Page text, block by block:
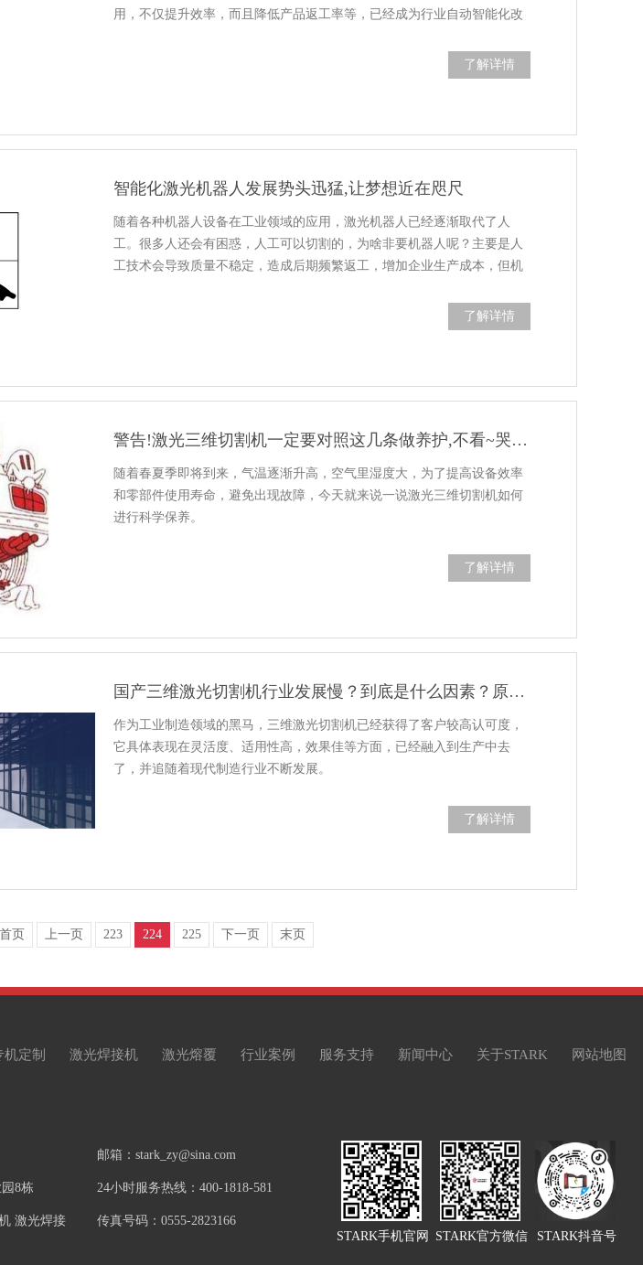
用，不仅提升效率，而且降低产品返工率等，已经成为行业自动智能化改
了解详情
智能化激光机器人发展势头迅猛,让梦想近在咫尺
随着各种机器人设备在工业领域的应用，激光机器人已经逐渐取代了人
工。很多人还会有困惑，人工可以切割的，为啥非要机器人呢？主要是人
工技术会导致质量不稳定，造成后期频繁返工，增加企业生产成本，但机
了解详情
警告!激光三维切割机一定要对照这几条做养护,不看~哭死你
随着春夏季即将到来，气温逐渐升高，空气里湿度大，为了提高设备效率
和零部件使用寿命，避免出现故障，今天就来说一说激光三维切割机如何
进行科学保养。
了解详情
国产三维激光切割机行业发展慢？到底是什么因素？原来是这3点…
作为工业制造领域的黑马，三维激光切割机已经获得了客户较高认可度，
它具体表现在灵活度、适用性高，效果佳等方面，已经融入到生产中去
了，并追随着现代制造行业不断发展。
了解详情
首页 上一页 223 224 225 下一页 末页
定制 激光焊接机 激光熔覆 行业案例 服务支持 新闻中心 关于STARK 网站地图
8栋
激光焊接
邮箱：stark_zy@sina.com
24小时服务热线：400-1818-581
传真号码：0555-2823166
STARK手机官网
STARK官方微信 STARK抖音号